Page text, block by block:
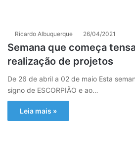
Ricardo Albuquerque 26/04/2021
Semana que começa
realização de projetos
De 26 de abril a 02 de maio Esta
signo de ESCORPIÃO e ao…
Leia mais »